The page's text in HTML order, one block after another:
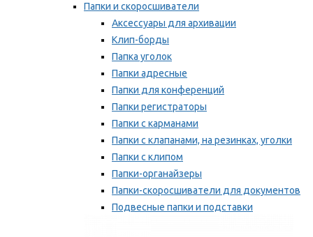
Папки и скоросшиватели
Аксессуары для архивации
Клип-борды
Папка уголок
Папки адресные
Папки для конференций
Папки регистраторы
Папки с карманами
Папки с клапанами, на резинках, уголки
Папки с клипом
Папки-органайзеры
Папки-скоросшиватели для документов
Подвесные папки и подставки